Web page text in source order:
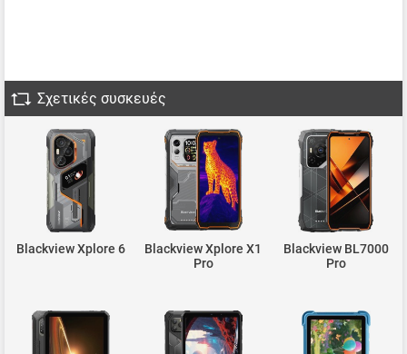
Σχετικές συσκευές
Blackview Xplore 6
Blackview Xplore X1
Pro
Blackview BL7000
Pro